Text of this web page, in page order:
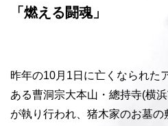
「燃える闘魂」
昨年の10月1日に亡くなられた
ある曹洞宗大本山・總持寺(横
が執り行われ、猪木家のお墓